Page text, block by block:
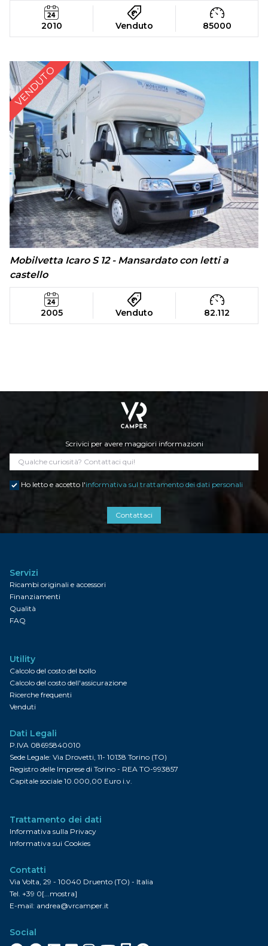
2010 Venduto 85000
VENDUTO
Mobilvetta Icaro S 12 - Mansardato con letti a
castello
2005 Venduto 82.112
Scrivici per avere maggiori informazioni
Ho letto e accetto l'informativa sul trattamento dei dati personali
Contattaci
Servizi
Ricambi originali e accessori
Finanziamenti
Qualità
FAQ
Utility
Calcolo del costo del bollo
Calcolo del costo dell'assicurazione
Ricerche frequenti
Venduti
Dati Legali
P.IVA 08695840010
Sede Legale: Via Drovetti, 11- 10138 Torino (TO)
Registro delle Imprese di Torino - REA TO-993857
Capitale sociale 10.000,00 Euro i.v.
Trattamento dei dati
Informativa sulla Privacy
Informativa sui Cookies
Contatti
Via Volta, 29 - 10040 Druento (TO) - Italia
Tel. +39 0[...mostra]
E-mail: andrea@vrcamper.it
Social